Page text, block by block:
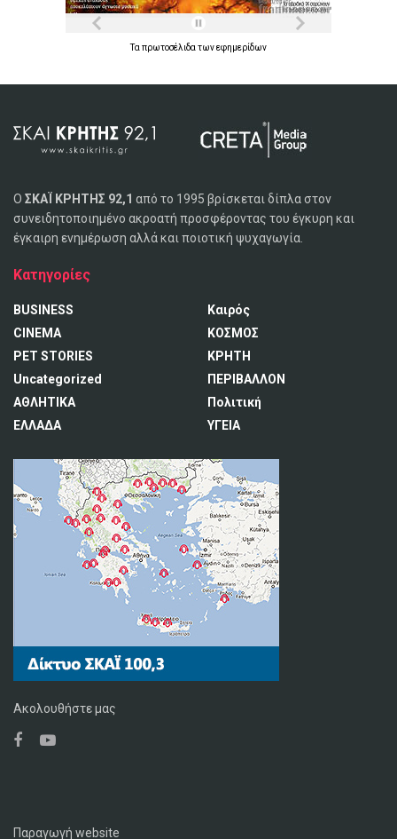
Ταπρωτοσέλιδατωνεφημερίδων
Ο ΣΚΑΪ ΚΡΗΤΗΣ 92,1 από το 1995 βρίσκεται δίπλα στον
συνειδητοποιημένο ακροατή προσφέροντας του έγκυρη και
έγκαιρη ενημέρωση αλλά και ποιοτική ψυχαγωγία.
Κατηγορίες
BUSINESS
CINEMA
PET STORIES
Uncategorized
ΑΘΛΗΤΙΚΑ
ΕΛΛΑΔΑ
Καιρός
ΚΟΣΜΟΣ
ΚΡΗΤΗ
ΠΕΡΙΒΑΛΛΟΝ
Πολιτική
ΥΓΕΙΑ
Ακολουθήστε μας
Παραγωγή website